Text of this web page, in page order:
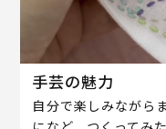
手芸の魅力
自分で楽しみながら